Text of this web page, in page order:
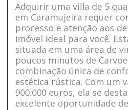
Adquirir uma villa de 5
em Caramujeira requer
processo e atenção aos
imóvel ideal para você.
situada em uma área de
poucos minutos de
combinação única de
estética rústica. Com um
900.000 euros, ela se
excelente oportunidade